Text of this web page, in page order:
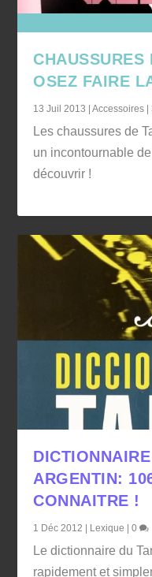
CHAUSSURES
OSEZ FAIRE
13 Juil 2013 |Accessoires |
Les chaussures de
un incontournable
découvrir !
ARGENTIN:
CONNAITRE !
1 Déc 2012 | Lexique |0
Le dictionnaire du
rapidement et